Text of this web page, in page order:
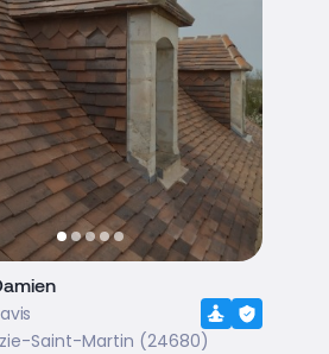
Saint-Martin (24680)